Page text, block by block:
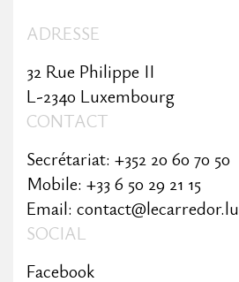
ADRESSE
32 Rue Philippe II
L-2340 Luxembourg
CONTACT
Secrétariat: +352 20 60 70 50
Mobile: +33 6 50 29 21 15
Email: contact@lecarredor.lu
SOCIAL
Facebook